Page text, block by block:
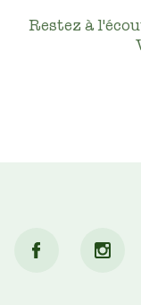
Restez à